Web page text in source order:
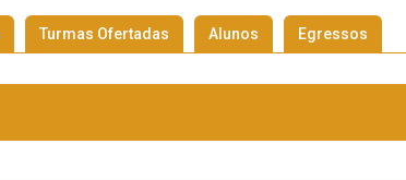
Turmas Ofertadas Alunos Egressos